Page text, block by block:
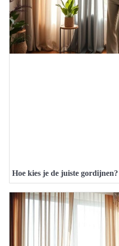
Hoe kies je de juiste gordijnen?